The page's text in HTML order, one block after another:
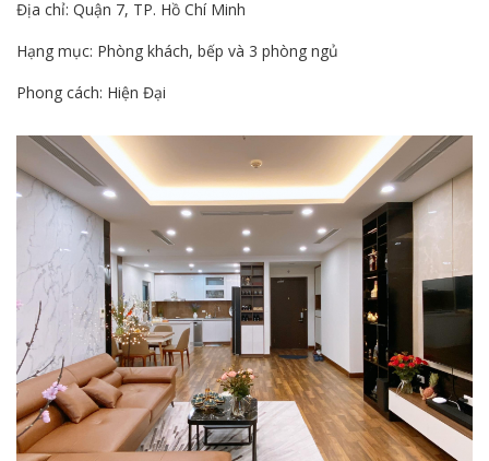
Địa chỉ: Quận 7, TP. Hồ Chí Minh
Hạng mục: Phòng khách, bếp và 3 phòng ngủ
Phong cách: Hiện Đại